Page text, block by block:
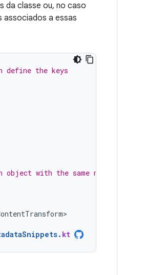
da classe ou, no caso
associados a essas
define the keys
with the same name.
. kt